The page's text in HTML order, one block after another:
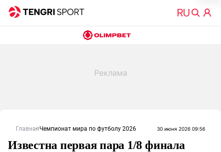
ГлавнаяЧемпионат мира по футболу 2026 30 июня 2026 09:56
Известна первая пара 1/8 финала